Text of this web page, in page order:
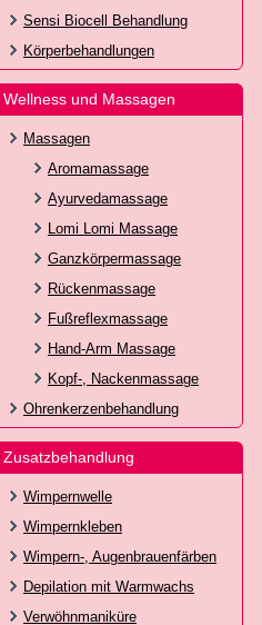
Sensi Biocell Behandlung
Körperbehandlungen
Wellness und Massagen
Massagen
Aromamassage
Ayurvedamassage
Lomi Lomi Massage
Ganzkörpermassage
Rückenmassage
Fußreflexmassage
Hand-Arm Massage
Kopf-, Nackenmassage
Ohrenkerzenbehandlung
Zusatzbehandlung
Wimpernwelle
Wimpernkleben
Wimpern-, Augenbrauenfärben
Depilation mit Warmwachs
Verwöhnmaniküre